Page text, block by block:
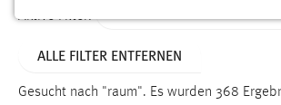
Aktive Filter:
ALLE FILTER ENTFERNEN
Gesucht nach "raum". Es wurden 368
Funktionen und sind für die